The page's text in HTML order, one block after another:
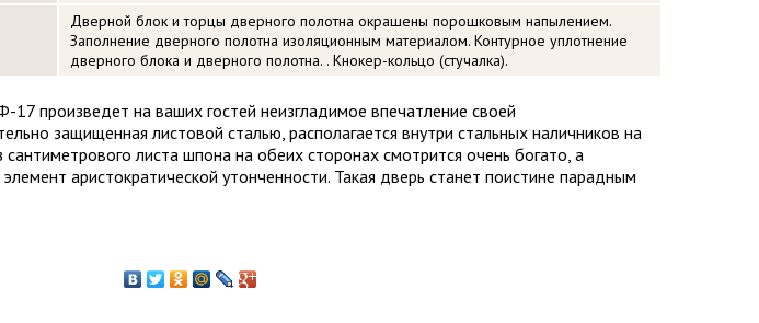
Дверной блок и торцы дверного полотна окрашены порошковым напылением.
Заполнение дверного полотна изоляционным материалом. Контурное уплотнение
дверного блока и дверного полотна. . Кнокер-кольцо (стучалка).
произведет на ваших гостей неизгладимое впечатление своей
защищенная листовой сталью, располагается внутри стальных наличников на
листа шпона на обеих сторонах смотрится очень богато, а
аристократической утонченности. Такая дверь станет поистине парадным